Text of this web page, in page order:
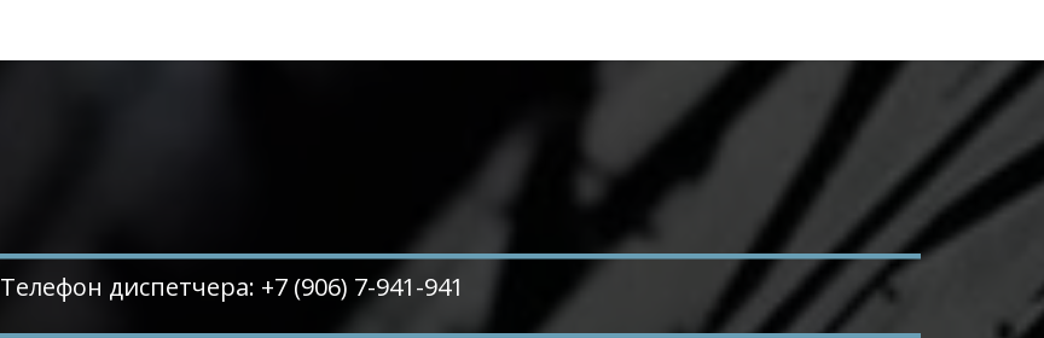
Телефон диспетчера: +7 (906) 7-941-941